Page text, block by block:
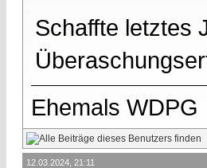
Schaffte letztes
Ehemals WDPG
12.03.2024, 21:11